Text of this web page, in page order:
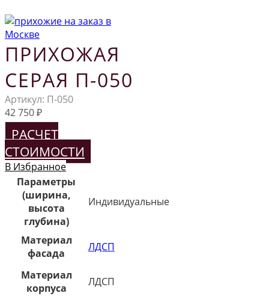
ПРИХОЖАЯ
СЕРАЯ П-050
Артикул: П-050
42 750₽
РАСЧЕТ
СТОИМОСТИ
В Избранное
Параметры
(ширина,
высота
глубина)
Индивидуальные
Материал
фасада
ЛДСП
Материал
корпуса
ЛДСП